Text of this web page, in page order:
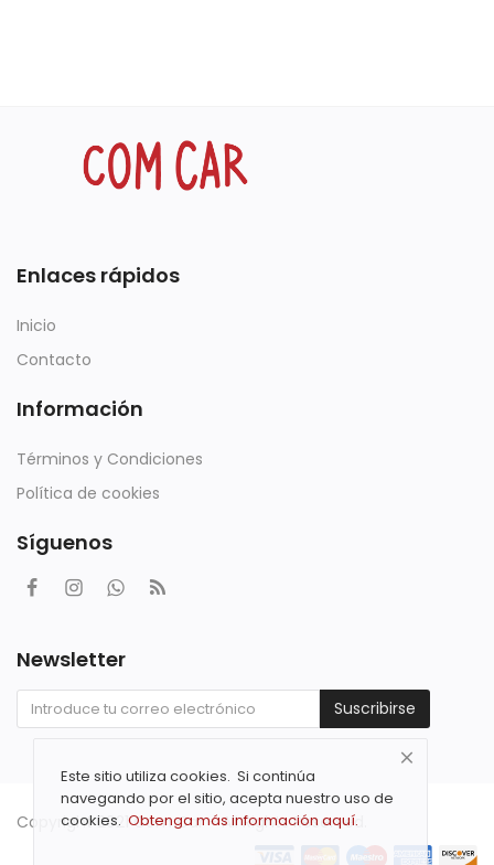
Enlaces rápidos
Inicio
Contacto
Información
Términos y Condiciones
Política de cookies
Síguenos
Newsletter
Suscribirse
Copyright 2021 Com Car - All Rights Reserved.
Este sitio utiliza cookies. Si continúa
navegando por el sitio, acepta nuestro uso de
cookies. Obtenga más información aquí.